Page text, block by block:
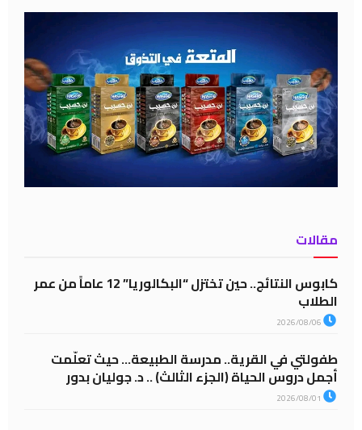
مقالات
كابوس النتائج.. حين تختزل “البكالوريا” 12 عاماً من عمر
الطلاب
طفولتي في القرية.. مدرسة الطبيعة… حيث تعلّمت
أجمل دروس الحياة (الجزء الثالث) .. د. جوليان بدور